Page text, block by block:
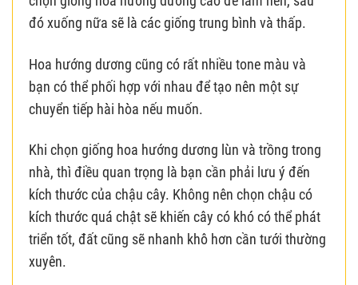
đó xuống nữa sẽ là các giống trung bình và thấp.
Hoa hướng dương cũng có rất nhiều tone màu và
bạn có thể phối hợp với nhau để tạo nên một sự
chuyển tiếp hài hòa nếu muốn.
Khi chọn giống hoa hướng dương lùn và trồng trong
nhà, thì điều quan trọng là bạn cần phải lưu ý đến
kích thước của chậu cây. Không nên chọn chậu có
kích thước quá chật sẽ khiến cây có khó có thể phát
triển tốt, đất cũng sẽ nhanh khô hơn cần tưới thường
xuyên.